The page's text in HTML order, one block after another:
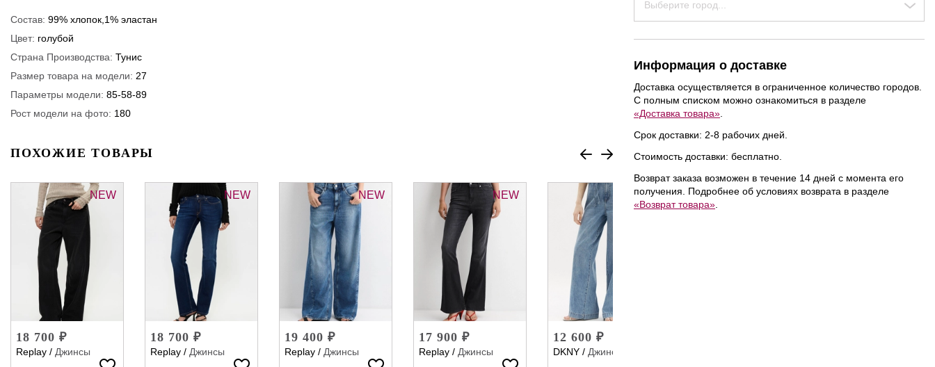
Состав: 99% хлопок,1% эластан
Цвет: голубой
Страна Производства: Тунис
Размер товара на модели: 27
Параметры модели: 85-58-89
Рост модели на фото: 180
ПОХОЖИЕ ТОВАРЫ
NEW
18 700 ₽
Replay / Джинсы
NEW
18 700 ₽
Replay / Джинсы
NEW
19 400 ₽
Replay / Джинсы
NEW
17 900 ₽
Replay / Джинсы
NEW
12 600 ₽
DKNY / Джинсы
NEW
Выберите город...
Информация о доставке
Доставка осуществляется в ограниченное количество городов.
С полным списком можно ознакомиться в разделе
«Доставка товара»
Срок доставки: 2-8 рабочих дней.
Стоимость доставки: бесплатно.
Возврат заказа возможен в течение 14 дней с момента его
получения. Подробнее об условиях возврата в разделе
«Возврат товара»